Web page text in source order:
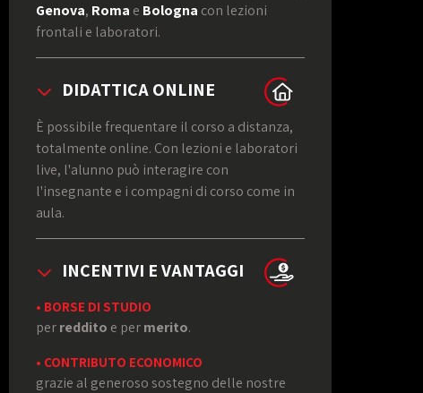
Genova, Roma e Bologna con lezioni
frontali e laboratori.
DIDATTICA ONLINE
È possibile frequentare il corso a distanza,
totalmente online. Con lezioni e laboratori
live, l'alunno può interagire con
l'insegnante e i compagni di corso come in
aula.
INCENTIVI E VANTAGGI
• BORSE DI STUDIO
perreddito e permerito.
• CONTRIBUTO ECONOMICO
grazie al generoso sostegno delle nostre